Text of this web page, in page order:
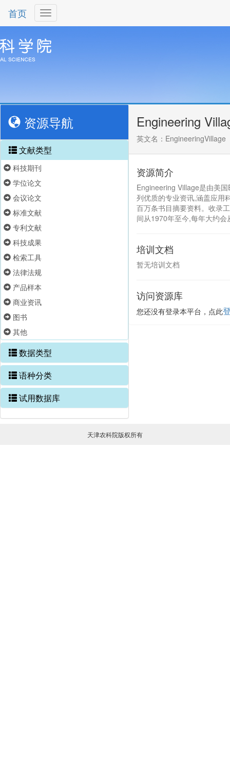
首页
资源导航
文献类型
科技期刊
学位论文
会议论文
标准文献
专利文献
科技成果
检索工具
法律法规
产品样本
商业资讯
图书
其他
数据类型
语种分类
试用数据库
Engineering
英文名：EngineeringVillage
资源简介
Engineering Village是由美
列优质的专业资讯,涵盖应用
百万条书目摘要资料。收录
间从1970年至今,每年大约
培训文档
暂无培训文档
访问资源库
您还没有登录本平台，点此
天津农科院版权所有